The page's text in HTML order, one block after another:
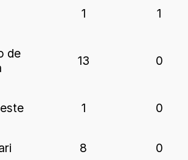
1 1
de
13 0
1 0
8 0